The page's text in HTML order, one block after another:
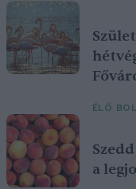
ÉLŐ
a